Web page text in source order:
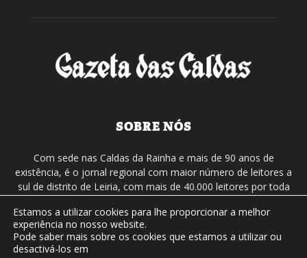
SOBRE NÓS
Com sede nas Caldas da Rainha e mais de 90 anos de
existência, é o jornal regional com maior número de leitores a
sul de distrito de Leiria, com mais de 40.000 leitores por toda
Continental e assinatura online.
Estamos a utilizar cookies para lhe proporcionar a melhor
experiência no nosso website.
Pode saber mais sobre os cookies que estamos a utilizar ou
desactivá-los em